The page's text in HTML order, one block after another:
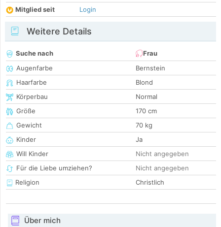
Mitglied seit
Login
Weitere Details
Suche nach
Frau
Augenfarbe
Bernstein
Haarfarbe
Blond
Körperbau
Normal
Größe
170 cm
Gewicht
70 kg
Kinder
Ja
Will Kinder
Nicht angegeben
Für die Liebe umziehen?
Nicht angegeben
Religion
Christlich
Über mich